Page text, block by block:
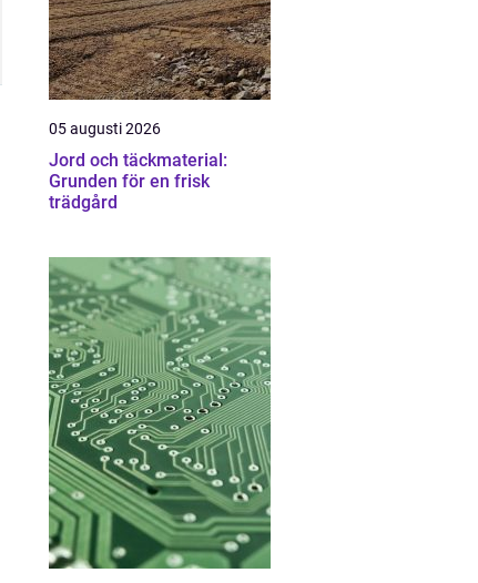
05 augusti 2026
Jord och täckmaterial:
Grunden för en frisk
trädgård